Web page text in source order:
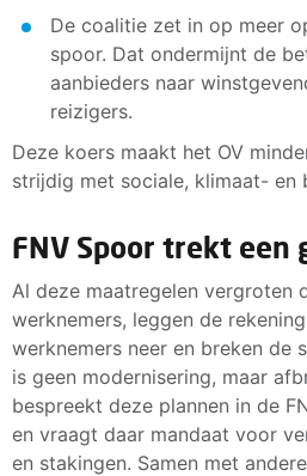
De coalitie zet in op meer
spoor. Dat ondermijnt de
aanbieders naar
reizigers.
Deze koers maakt het OV
strijdig met sociale, klimaat- en
FNV Spoor trekt een
Al deze maatregelen vergroten
werknemers, leggen de
werknemers neer en breken de
is geen modernisering, maar
bespreekt deze plannen in de
en vraagt daar mandaat voor
en stakingen. Samen met